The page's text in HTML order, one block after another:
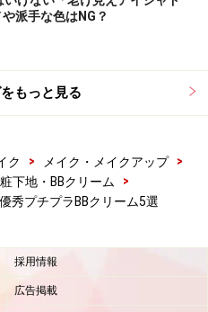
タープルーフ
カらないBBクリーム。美容
顔後はこの1本で時短メイ
がありながら、なめらかで
す。
派手な色はNG？
もっと見る
ク > メイク・メイクアップ
>
下地・BBクリーム
>
秀プチプラBBクリーム5選
採用情報
広告掲載